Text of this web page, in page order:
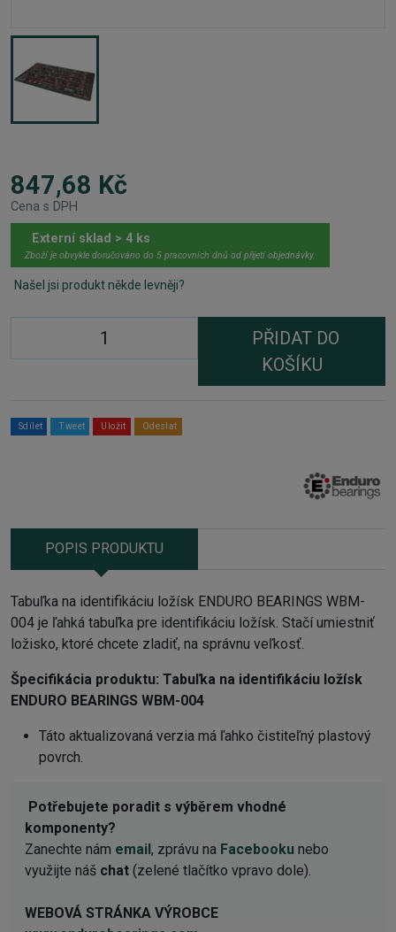
847,68 Kč
Cena s DPH
Externí sklad > 4 ks
Zboží je obvykle doručováno do 5 pracovních dnů od přijetí objednávky.
Našel jsi produkt někde levněji?
PŘIDAT DO
KOŠÍKU
Sdílet Tweet Uložit Odeslat
POPIS PRODUKTU
Tabuľka na identifikáciu ložísk ENDURO BEARINGS WBM-
004 je ľahká tabuľka pre identifikáciu ložísk. Stačí umiestniť
ložisko, ktoré chcete zladiť, na správnu veľkosť.
Špecifikácia produktu: Tabuľka na identifikáciu ložísk
ENDURO BEARINGS WBM-004
Táto aktualizovaná verzia má ľahko čistiteľný plastový
povrch.
Potřebujete poradit s výběrem vhodné
komponenty?
Zanechte nám email, zprávu na Facebooku nebo
využijte náš chat (zelené tlačítko vpravo dole).
WEBOVÁ STRÁNKA VÝROBCE